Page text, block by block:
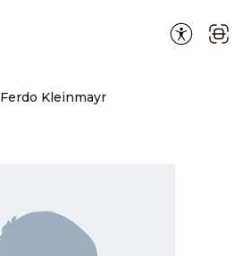
Ferdo Kleinmayr